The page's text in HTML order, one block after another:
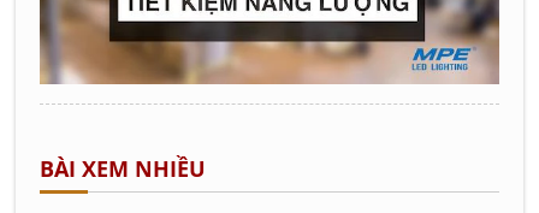
BÀI XEM NHIỀU